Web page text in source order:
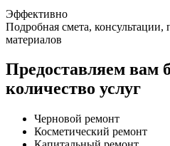
Эффективно
Подробная смета, консультации,
материалов
Предоставляем вам
количество услуг
Черновой ремонт
Косметический ремонт